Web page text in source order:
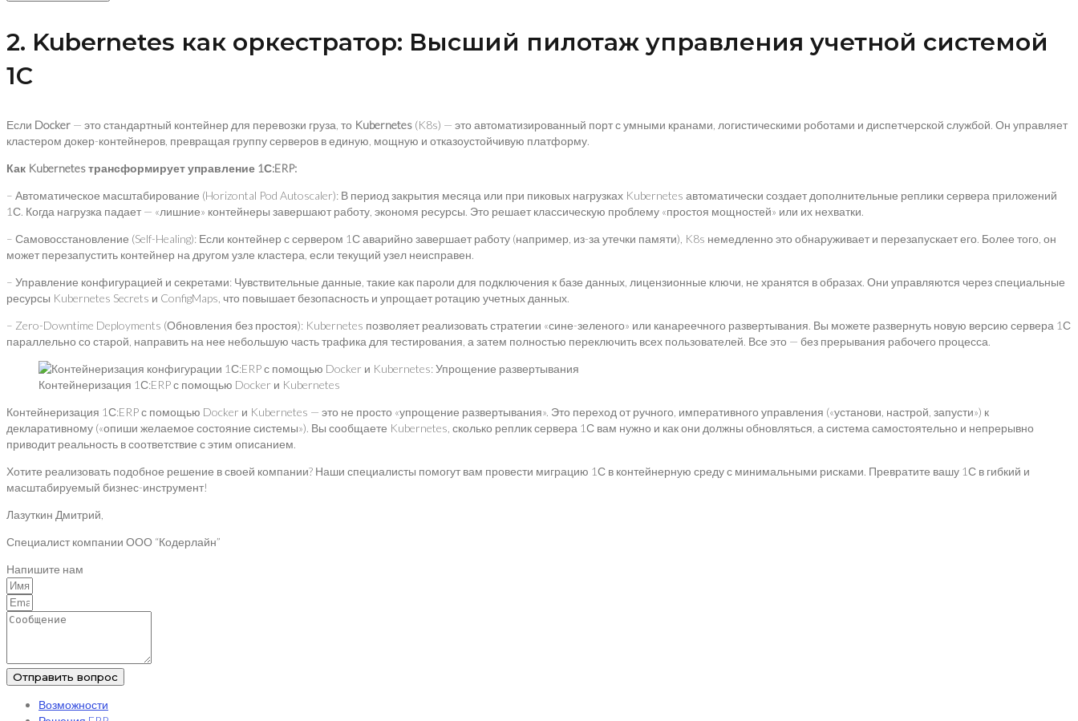
2. Kubernetes как оркестратор: Высший пилотаж управления учетной системой
1С
Если Docker — это стандартный контейнер для перевозки груза, то Kubernetes (K8s) — это автоматизированный порт с умными кранами, логистическими роботами и диспетчерской службой. Он управляет
кластером докер-контейнеров, превращая группу серверов в единую, мощную и отказоустойчивую платформу.
Как Kubernetes трансформирует управление 1С:ERP:
– Автоматическое масштабирование (Horizontal Pod Autoscaler): В период закрытия месяца или при пиковых нагрузках Kubernetes автоматически создает дополнительные реплики сервера приложений
1С. Когда нагрузка падает — «лишние» контейнеры завершают работу, экономя ресурсы. Это решает классическую проблему «простоя мощностей» или их нехватки.
– Самовосстановление (Self-Healing): Если контейнер с сервером 1С аварийно завершает работу (например, из-за утечки памяти), K8s немедленно это обнаруживает и перезапускает его. Более того, он
может перезапустить контейнер на другом узле кластера, если текущий узел неисправен.
– Управление конфигурацией и секретами: Чувствительные данные, такие как пароли для подключения к базе данных, лицензионные ключи, не хранятся в образах. Они управляются через специальные
ресурсы Kubernetes Secrets и ConfigMaps, что повышает безопасность и упрощает ротацию учетных данных.
– Zero-Downtime Deployments (Обновления без простоя): Kubernetes позволяет реализовать стратегии «сине-зеленого» или канареечного развертывания. Вы можете развернуть новую версию сервера 1С
параллельно со старой, направить на нее небольшую часть трафика для тестирования, а затем полностью переключить всех пользователей. Все это — без прерывания рабочего процесса.
Контейнеризация 1С:ERP с помощью Docker и Kubernetes
Контейнеризация 1С:ERP с помощью Docker и Kubernetes — это не просто «упрощение развертывания». Это переход от ручного, императивного управления («установи, настрой, запусти») к
декларативному («опиши желаемое состояние системы»). Вы сообщаете Kubernetes, сколько реплик сервера 1С вам нужно и как они должны обновляться, а система самостоятельно и непрерывно
приводит реальность в соответствие с этим описанием.
Хотите реализовать подобное решение в своей компании? Наши специалисты помогут вам провести миграцию 1С в контейнерную среду с минимальными рисками. Превратите вашу 1С в гибкий и
масштабируемый бизнес-инструмент!
Лазуткин Дмитрий,
Специалист компании ООО “Кодерлайн”
Напишите нам
Отправить вопрос
Возможности